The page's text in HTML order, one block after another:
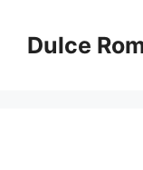
conținutDulce